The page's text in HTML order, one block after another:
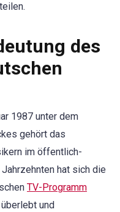
des
1987 unter dem
gehört das
im öffentlich-
hat sich die
TV-Programm
und